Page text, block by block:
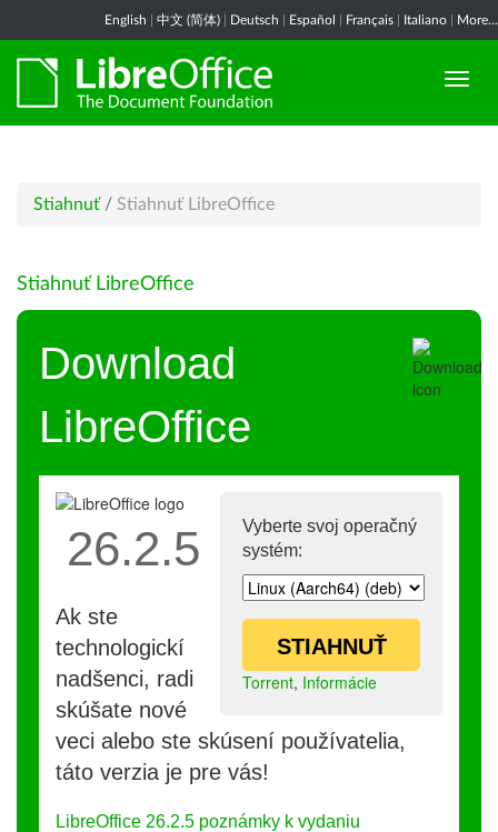
English 中文 (简体) Deutsch Español Français Italiano More...
Stiahnuť / Stiahnuť LibreOffice
Stiahnuť LibreOffice
Download
LibreOffice
Vyberte svoj operačný
systém:
STIAHNUŤ
Torrent, Informácie
26.2.5
Ak ste
technologickí
nadšenci, radi
skúšate nové
veci alebo ste skúsení používatelia,
táto verzia je pre vás!
LibreOffice 26.2.5 poznámky k vydaniu